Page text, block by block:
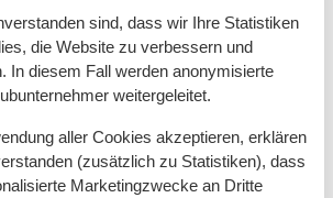
400 m
300 m
100 m
30 m²
sind, dass wir Ihre Statistiken
die Website zu verbessern und
In diesem Fall werden anonymisierte
weitergeleitet.
aller Cookies akzeptieren, erklären
(zusätzlich zu Statistiken), dass
Marketingzwecke an Dritte